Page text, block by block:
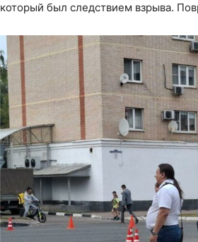
который был следствием взрыва.